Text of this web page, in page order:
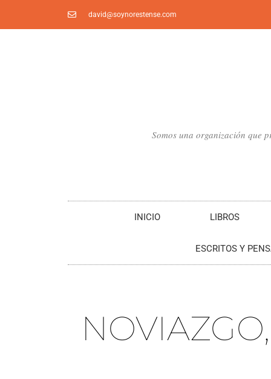
david@soynorestense.com
Somos una organización que
INICIO LIBROS
ESCRITOS Y